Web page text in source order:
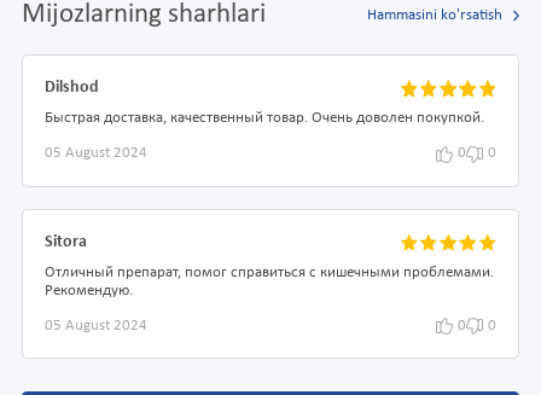
Mijozlarning sharhlari Hammasini ko'rsatish
Dilshod
Быстрая доставка, качественный товар. Очень доволен покупкой.
05 August 2024 0 0
Sitora
Отличный препарат, помог справиться с кишечными проблемами.
Рекомендую.
05 August 2024 0 0